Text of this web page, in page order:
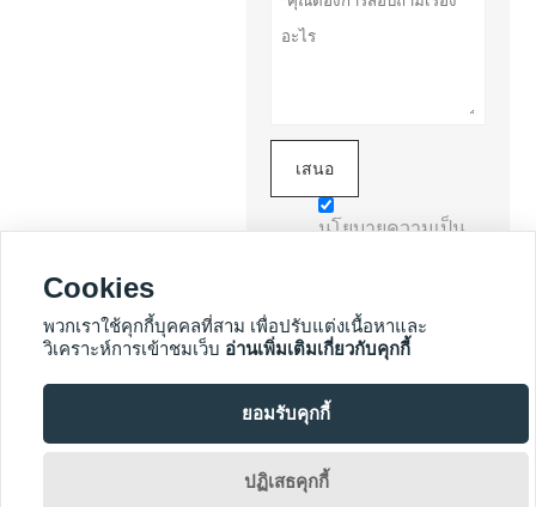
เสนอ
นโยบายความเป็น
บริการเพิ่มเติม
Dolang Technology
Cookies
พวกเราใช้คุกกี้บุคคลที่สาม เพื่อปรับแต่งเนื้อหาและ
วิเคราะห์การเข้าชมเว็บ อ่านเพิ่มเติมเกี่ยวกับคุกกี้
ยอมรับคุกกี้
ปฏิเสธคุกกี้